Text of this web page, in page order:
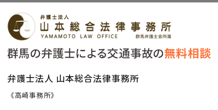
弁護士法人 山本総合法律事務所
《高崎事務所》